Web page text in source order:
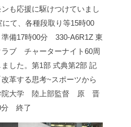
も応援に駆けつけていまし
て、各種段取り等15時00
備17時00分 330-A6R1Z 東
ラブ チャーターナイト60周
した。 第1部 式典第2部 記
革する思考~スポーツから
院大学 陸上部監督 原 晋
分 終了